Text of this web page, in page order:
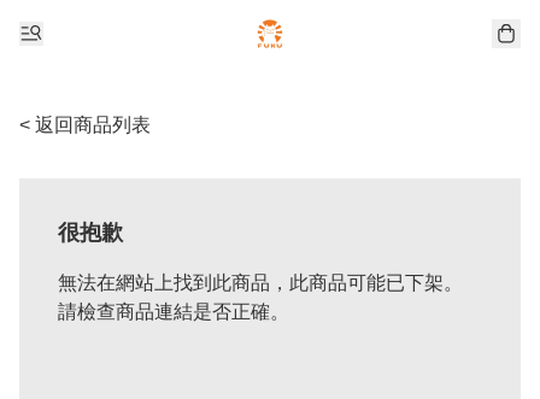
< 返回商品列表
很抱歉
無法在網站上找到此商品，此商品可能已下架。
請檢查商品連結是否正確。